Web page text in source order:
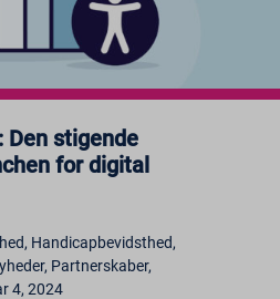
stigende
for digital
Handicapbevidsthed,
Partnerskaber,
4, 2024